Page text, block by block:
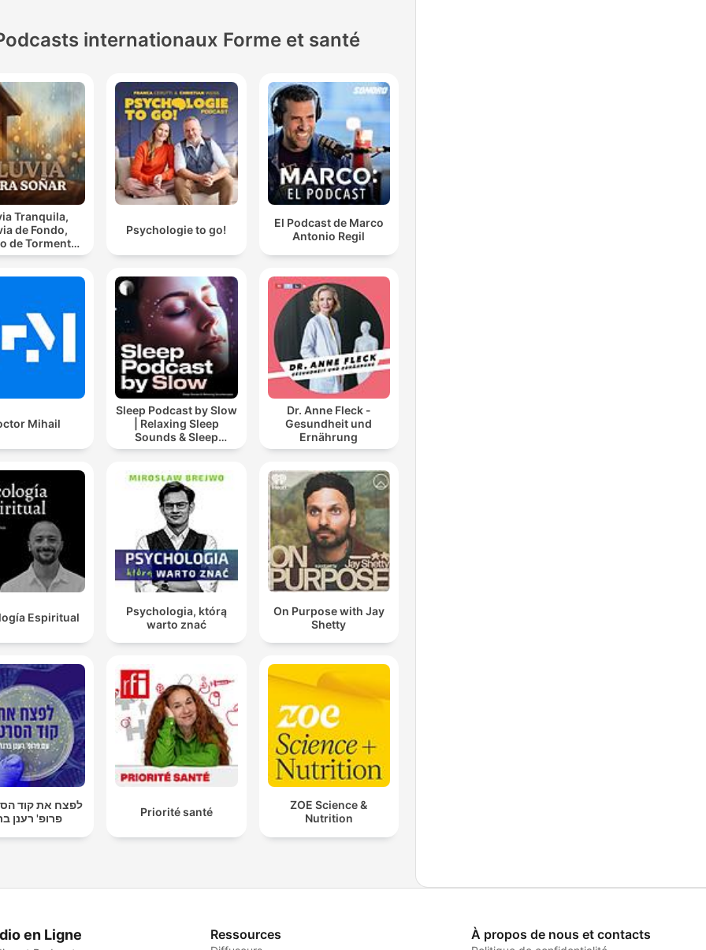
internationaux Forme et santé
Tranquila,
de Fondo,
de Tormenta,
Lluvia
Psychologie to go!
El Podcast de Marco
Antonio Regil
Mihail
Sleep Podcast by Slow
| Relaxing Sleep
Sounds & Sleep
Stories | Nature Sound
Dr. Anne Fleck -
Gesundheit und
Ernährung
Espiritual
Psychologia, którą
warto znać
On Purpose with Jay
Shetty
לפצח את קוד
פרופ' רענן
Priorité santé
ZOE Science &
Nutrition
en Ligne Ressources À propos de nous et contacts